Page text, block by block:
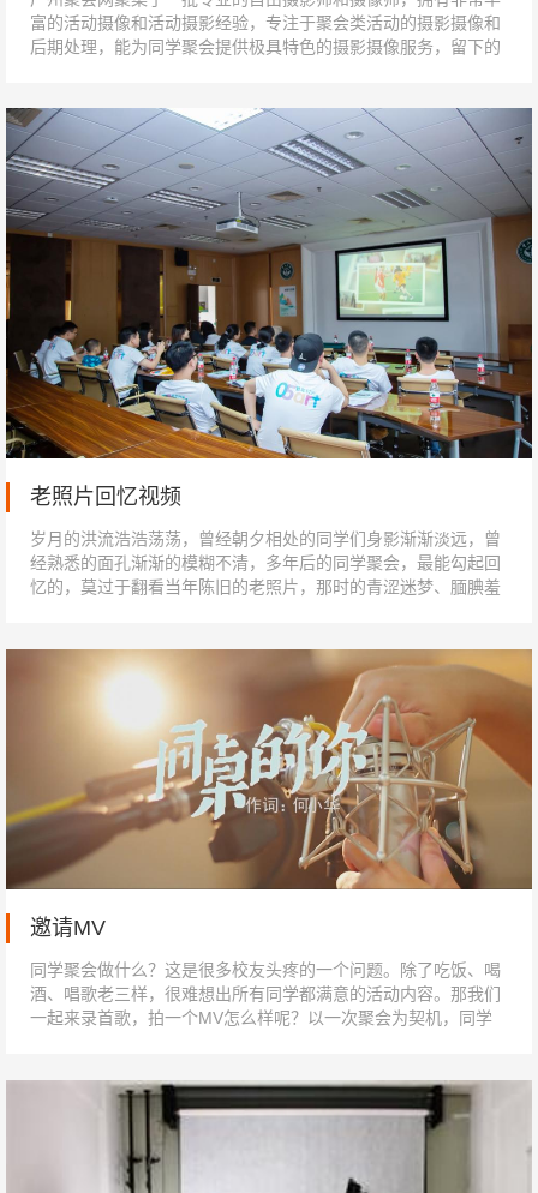
富的活动摄像和活动摄影经验，专注于聚会类活动的摄影摄像和
后期处理，能为同学聚会提供极具特色的摄影摄像服务，留下的
老照片回忆视频
岁月的洪流浩浩荡荡，曾经朝夕相处的同学们身影渐渐淡远，曾
经熟悉的面孔渐渐的模糊不清，多年后的同学聚会，最能勾起回
忆的，莫过于翻看当年陈旧的老照片，那时的青涩迷梦、腼腆羞
邀请MV
同学聚会做什么？这是很多校友头疼的一个问题。除了吃饭、喝
酒、唱歌老三样，很难想出所有同学都满意的活动内容。那我们
一起来录首歌，拍一个MV怎么样呢？以一次聚会为契机，同学